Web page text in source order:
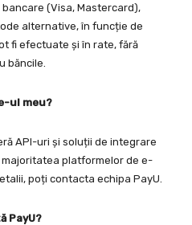
(Visa, Mastercard),
alternative, în funcție de
fi efectuate și în rate, fără
băncile.
ul meu?
API-uri și soluții de integrare
platformelor de e-
poți contacta echipa PayU.
PayU?